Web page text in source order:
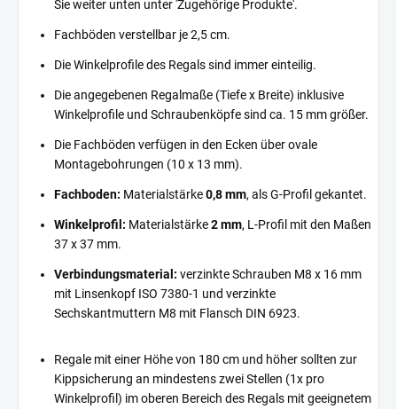
Sie weiter unten unter 'Zugehörige Produkte'.
Fachböden verstellbar je 2,5 cm.
Die Winkelprofile des Regals sind immer einteilig.
Die angegebenen Regalmaße (Tiefe x Breite) inklusive
Winkelprofile und Schraubenköpfe sind ca. 15 mm größer.
Die Fachböden verfügen in den Ecken über ovale
Montagebohrungen (10 x 13 mm).
Fachboden: Materialstärke0,8 mm, als G-Profil gekantet.
Winkelprofil: Materialstärke2 mm, L-Profil mit den Maßen
37 x 37 mm.
Verbindungsmaterial: verzinkte Schrauben M8 x 16 mm
mit Linsenkopf ISO 7380-1 und verzinkte
Sechskantmuttern M8 mit Flansch DIN 6923.
Regale mit einer Höhe von 180 cm und höher sollten zur
Kippsicherung an mindestens zwei Stellen (1x pro
Winkelprofil) im oberen Bereich des Regals mit geeignetem